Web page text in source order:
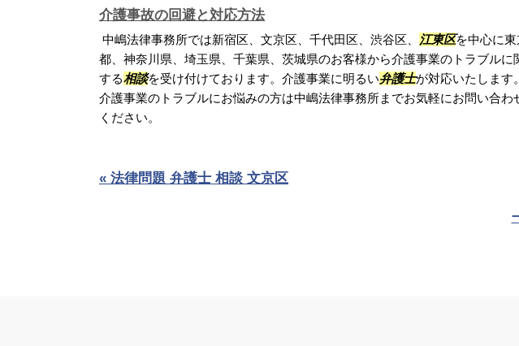
介護事故の回避と対応方法
中嶋法律事務所では新宿区、文京区、千代田区、渋谷区、 江東区を中心に東
都、神奈川県、埼玉県、千葉県、茨城県のお客様から介護事業のトラブルに
する相談を受け付けております。介護事業に明るい弁護士が対応いたします。
介護事業のトラブルにお悩みの方は中嶋法律事務所までお気軽にお問い合わ
ください。
« 法律問題 弁護士 相談 文京区